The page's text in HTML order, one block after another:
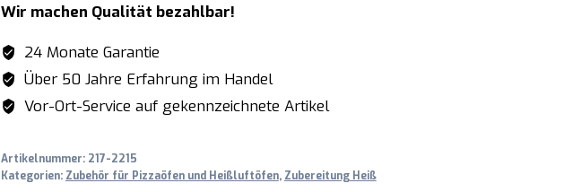
PT-
36K
Menge
Wir machen Qualität bezahlbar!
24 Monate Garantie
Über 50 Jahre Erfahrung im Handel
Vor-Ort-Service auf gekennzeichnete Artikel
Artikelnummer: 217-2215
Kategorien: Zubehör für Pizzaöfen und Heißluftöfen, Zubereitung Heiß